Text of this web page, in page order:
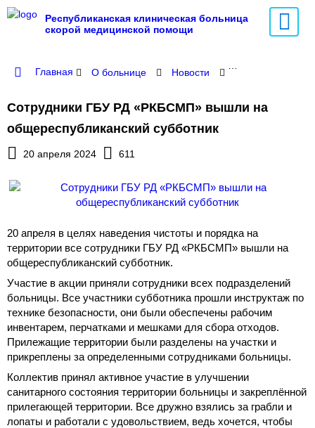
Республиканская клиническая больница
скорой медицинской помощи
Главная О больнице Новости Сотрудники ГБУ
Сотрудники ГБУ РД «РКБСМП» вышли на
общереспубликанский субботник
20 апреля 2024 611
20 апреля в целях наведения чистоты и порядка на
территории все сотрудники ГБУ РД «РКБСМП» вышли на
общереспубликанский субботник.
Участие в акции приняли сотрудники всех подразделений
больницы. Все участники субботника прошли инструктаж по
технике безопасности, они были обеспечены рабочим
инвентарем, перчатками и мешками для сбора отходов.
Прилежащие территории были разделены на участки и
прикреплены за определенными сотрудниками больницы.
Коллектив принял активное участие в улучшении
санитарного состояния территории больницы и закреплённой
прилегающей территории. Все дружно взялись за грабли и
лопаты и работали с удовольствием, ведь хочется, чтобы